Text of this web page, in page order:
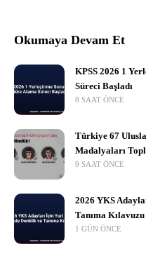
Okumaya Devam Et
KPSS 2026 1
Süreci Başladı
8 SAAT ÖNCE
Türkiye 67
Madalyaları
9 SAAT ÖNCE
2026 YKS
Tanıma Kılavuzu
1 GÜN ÖNCE